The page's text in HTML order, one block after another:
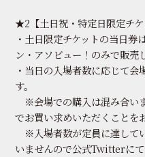
★2【土日祝・特定日限定チケ
・土日限定チケットの当日券
ン・アソビュー！のみで販売
・当日の入場者数に応じて
す。
※会場での購入は混み合い
でお買い求めいただくことを
※入場者数が定員に達して
いませんので公式Twitterにて